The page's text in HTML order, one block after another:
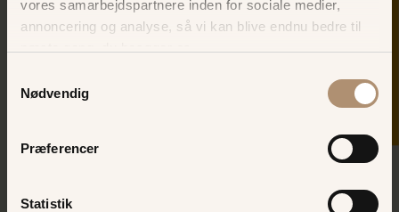
vores samarbejdspartnere inden for sociale medier,
annoncering og analyse, så vi kan blive endnu bedre til
Nødvendig
Præferencer
Statistik
SKER I DAG
(U)hyggeligt mange forlystelser